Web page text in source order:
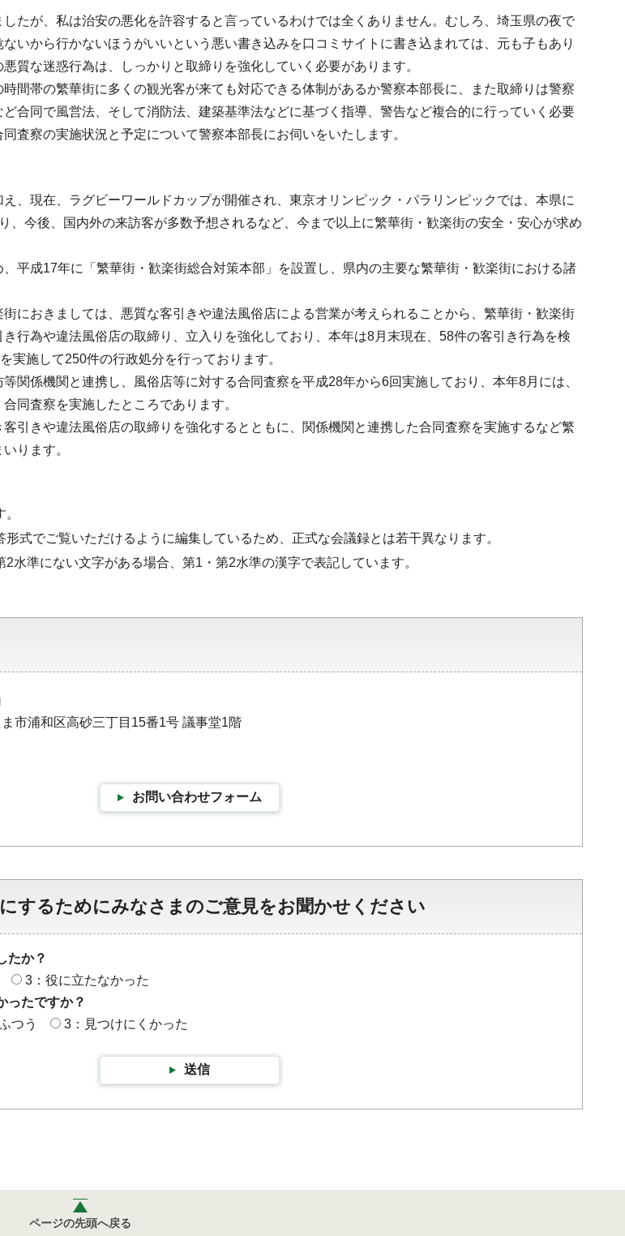
たが、私は治安の悪化を許容すると言っているわけでは全くありません。むしろ、埼玉県の夜で
いから行かないほうがいいという悪い書き込みを口コミサイトに書き込まれては、元も子もあり
質な迷惑行為は、しっかりと取締りを強化していく必要があります。
間帯の繁華街に多くの観光客が来ても対応できる体制があるか警察本部長に、また取締りは警察
合同で風営法、そして消防法、建築基準法などに基づく指導、警告など複合的に行っていく必要
査察の実施状況と予定について警察本部長にお伺いをいたします。
、現在、ラグビーワールドカップが開催され、東京オリンピック・パラリンピックでは、本県に
、今後、国内外の来訪客が多数予想されるなど、今まで以上に繁華街・歓楽街の安全・安心が求め
平成17年に「繁華街・歓楽街総合対策本部」を設置し、県内の主要な繁華街・歓楽街における諸
におきましては、悪質な客引きや違法風俗店による営業が考えられることから、繁華街・歓楽街
行為や違法風俗店の取締り、立入りを強化しており、本年は8月末現在、58件の客引き行為を検
実施して250件の行政処分を行っております。
関係機関と連携し、風俗店等に対する合同査察を平成28年から6回実施しており、本年8月には、
同査察を実施したところであります。
引きや違法風俗店の取締りを強化するとともに、関係機関と連携した合同査察を実施するなど繁
ります。
形式でご覧いただけるように編集しているため、正式な会議録とは若干異なります。
2水準にない文字がある場合、第1・第2水準の漢字で表記しています。
市浦和区高砂三丁目15番1号 議事堂1階
お問い合わせフォーム
するためにみなさまのご意見をお聞かせください
たか？
3：役に立たなかった
ったですか？
つう 3：見つけにくかった
送信
ページの先頭へ戻る